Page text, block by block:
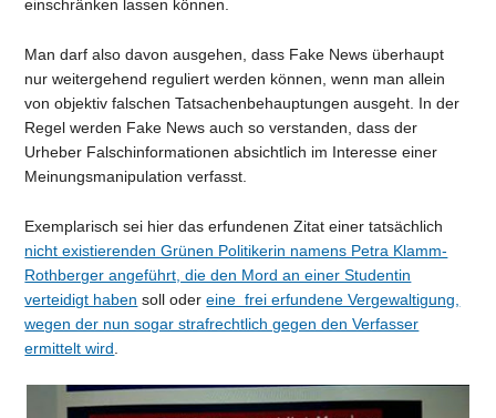
einschränken lassen können.
Man darf also davon ausgehen, dass Fake News überhaupt
nur weitergehend reguliert werden können, wenn man allein
von objektiv falschen Tatsachenbehauptungen ausgeht. In der
Regel werden Fake News auch so verstanden, dass der
Urheber Falschinformationen absichtlich im Interesse einer
Meinungsmanipulation verfasst.
Exemplarisch sei hier das erfundenen Zitat einer tatsächlich
nicht existierenden Grünen Politikerin namens Petra Klamm-
Rothberger angeführt, die den Mord an einer Studentin
verteidigt haben soll odereine frei erfundene Vergewaltigung,
wegen der nun sogar strafrechtlich gegen den Verfasser
ermittelt wird